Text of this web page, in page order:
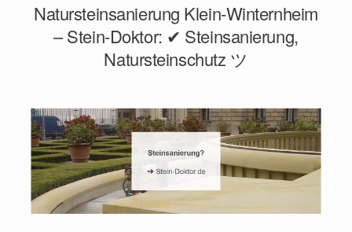
Natursteinsanierung Klein-Winternheim
– Stein-Doktor: ✔ Steinsanierung,
Natursteinschutz ツ